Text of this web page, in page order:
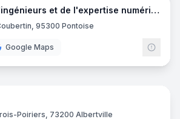
ESIEE-IT école d'ingénieurs et de l'expertise numérique
95300 Pontoise
Google Maps
23
Poiriers, 73200 Albertville